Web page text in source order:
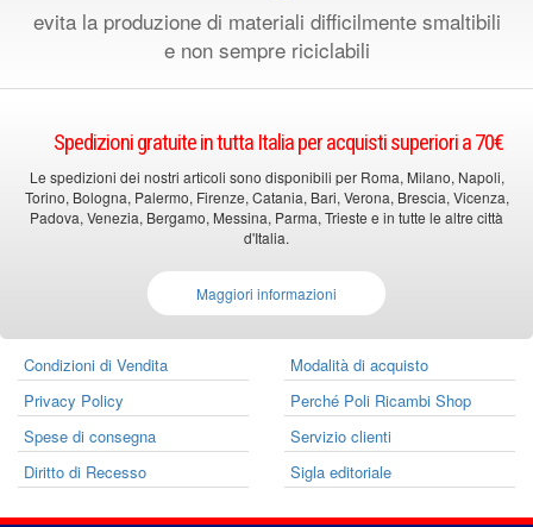
evita la produzione di materiali difficilmente smaltibili
e non sempre riciclabili
Spedizioni gratuite in tutta Italia per acquisti superiori a 70€
Le spedizioni dei nostri articoli sono disponibili per Roma, Milano, Napoli,
Torino, Bologna, Palermo, Firenze, Catania, Bari, Verona, Brescia, Vicenza,
Padova, Venezia, Bergamo, Messina, Parma, Trieste e in tutte le altre città
d'Italia.
Maggiori informazioni
Condizioni di Vendita
Modalità di acquisto
Privacy Policy
Perché Poli Ricambi Shop
Spese di consegna
Servizio clienti
Diritto di Recesso
Sigla editoriale